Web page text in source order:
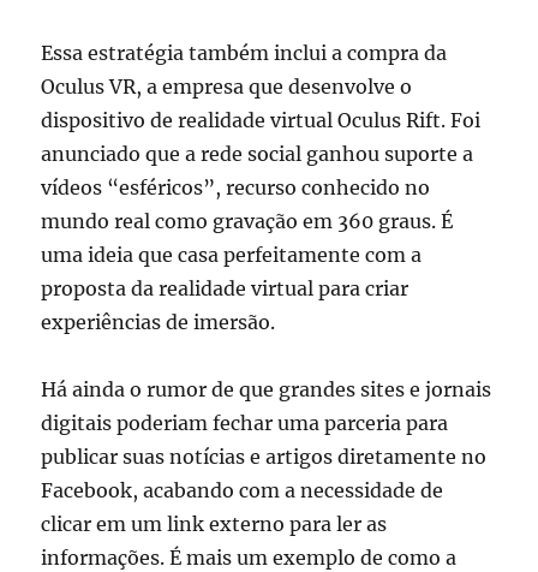
Essa estratégia também inclui a compra da
Oculus VR, a empresa que desenvolve o
dispositivo de realidade virtual Oculus Rift. Foi
anunciado que a rede social ganhou suporte a
vídeos “esféricos”, recurso conhecido no
mundo real como gravação em 360 graus. É
uma ideia que casa perfeitamente com a
proposta da realidade virtual para criar
experiências de imersão.
Há ainda o rumor de que grandes sites e jornais
digitais poderiam fechar uma parceria para
publicar suas notícias e artigos diretamente no
Facebook, acabando com a necessidade de
clicar em um link externo para ler as
informações. É mais um exemplo de como a